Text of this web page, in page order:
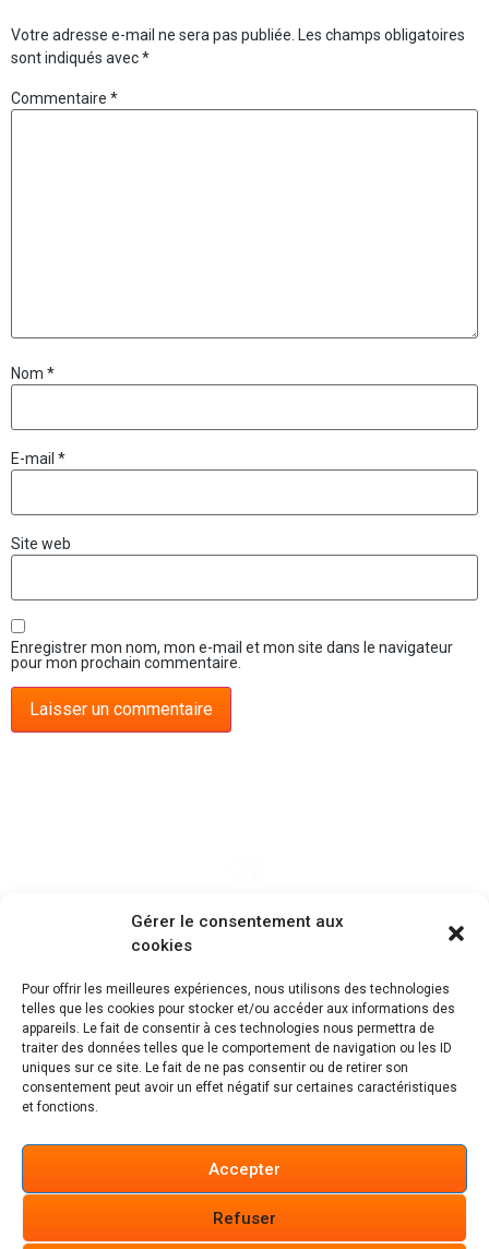
Gérer le consentement aux
cookies
Pour offrir les meilleures expériences, nous utilisons des technologies
telles que les cookies pour stocker et/ou accéder aux informations des
appareils. Le fait de consentir à ces technologies nous permettra de
traiter des données telles que le comportement de navigation ou les ID
uniques sur ce site. Le fait de ne pas consentir ou de retirer son
consentement peut avoir un effet négatif sur certaines caractéristiques
et fonctions.
Accepter
Refuser
Votre adresse e-mail ne sera pas publiée.
Les champs obligatoires
sont indiqués avec*
Commentaire *
Nom *
E-mail *
Site web
Enregistrer mon nom, mon e-mail et mon site dans le navigateur
pour mon prochain commentaire.
VOTRE SPÉCIALISTE EN RÉNOVATION
ÉNERGÉTIQUE ​
Améliorez votre habitat et gagnez en performances
économique .